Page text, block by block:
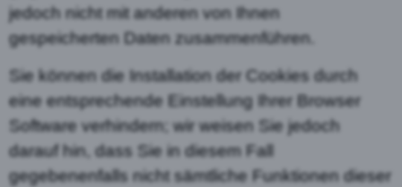
jedoch nicht mit anderen von Ihnen
gespeicherten Daten zusammenführen.
Sie können die Installation der Cookies durch
eine entsprechende Einstellung Ihrer Browser
Software verhindern; wir weisen Sie jedoch
darauf hin, dass Sie in diesem Fall
gegebenenfalls nicht sämtliche Funktionen dieser